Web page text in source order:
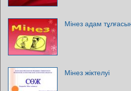
Мінез адам
Мінез жіктелуі